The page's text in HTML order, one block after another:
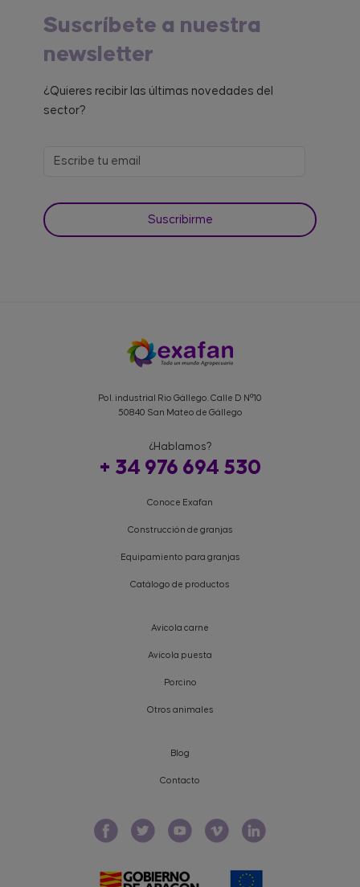
Suscríbete a nuestra
newsletter
¿Quieres recibir las últimas novedades del
sector?
Pol. industrial Rio Gállego. Calle D Nº10
50840 San Mateo de Gállego
¿Hablamos?
+ 34 976 694 530
Conoce Exafan
Construcción de granjas
Equipamiento para granjas
Catálogo de productos
Avícola carne
Avícola puesta
Porcino
Otros animales
Blog
Contacto